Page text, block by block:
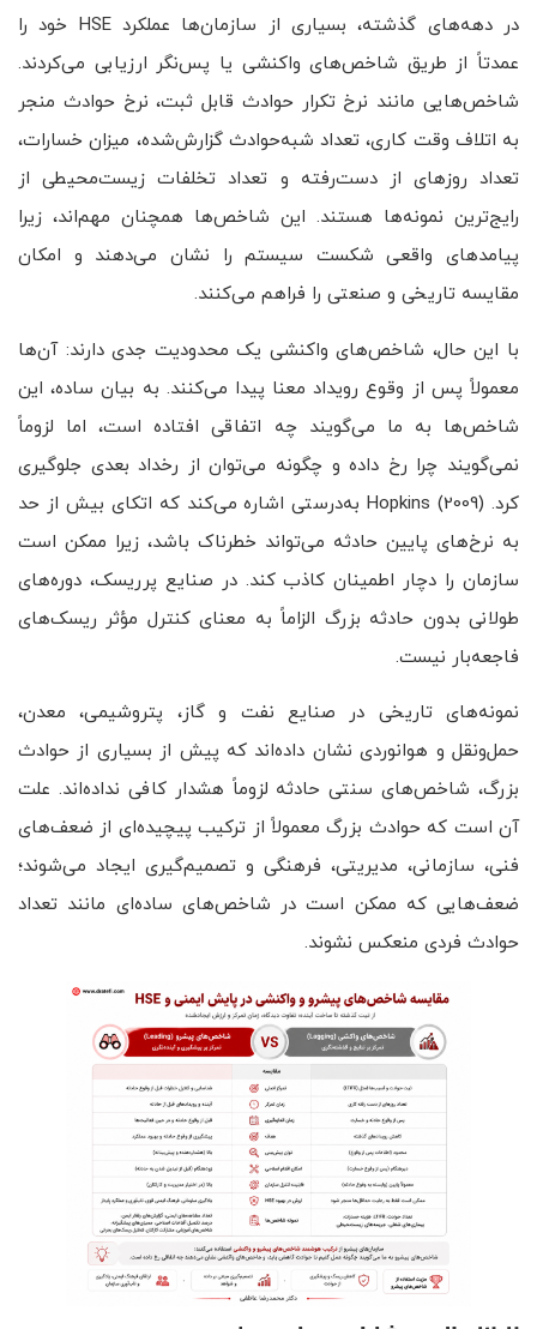
در دهه‌های گذشته، بسیاری از سازمان‌ها عملکرد HSE خود را
عمدتاً از طریق شاخص‌های واکنشی یا پس‌نگر ارزیابی می‌کردند.
شاخص‌هایی مانند نرخ تکرار حوادث قابل ثبت، نرخ حوادث منجر
به اتلاف وقت کاری، تعداد شبه‌حوادث گزارش‌شده، میزان خسارات،
تعداد روزهای از دست‌رفته و تعداد تخلفات زیست‌محیطی از
رایج‌ترین نمونه‌ها هستند. این شاخص‌ها همچنان مهم‌اند، زیرا
پیامدهای واقعی شکست سیستم را نشان می‌دهند و امکان
مقایسه تاریخی و صنعتی را فراهم می‌کنند.
با این حال، شاخص‌های واکنشی یک محدودیت جدی دارند: آن‌ها
معمولاً پس از وقوع رویداد معنا پیدا می‌کنند. به بیان ساده، این
شاخص‌ها به ما می‌گویند چه اتفاقی افتاده است، اما لزوماً
نمی‌گویند چرا رخ داده و چگونه می‌توان از رخداد بعدی جلوگیری
کرد. Hopkins (2009) به‌درستی اشاره می‌کند که اتکای بیش از حد
به نرخ‌های پایین حادثه می‌تواند خطرناک باشد، زیرا ممکن است
سازمان را دچار اطمینان کاذب کند. در صنایع پرریسک، دوره‌های
طولانی بدون حادثه بزرگ الزاماً به معنای کنترل مؤثر ریسک‌های
فاجعه‌بار نیست.
نمونه‌های تاریخی در صنایع نفت و گاز، پتروشیمی، معدن،
حمل‌ونقل و هوانوردی نشان داده‌اند که پیش از بسیاری از حوادث
بزرگ، شاخص‌های سنتی حادثه لزوماً هشدار کافی نداده‌اند. علت
آن است که حوادث بزرگ معمولاً از ترکیب پیچیده‌ای از ضعف‌های
فنی، سازمانی، مدیریتی، فرهنگی و تصمیم‌گیری ایجاد می‌شوند؛
ضعف‌هایی که ممکن است در شاخص‌های ساده‌ای مانند تعداد
حوادث فردی منعکس نشوند.